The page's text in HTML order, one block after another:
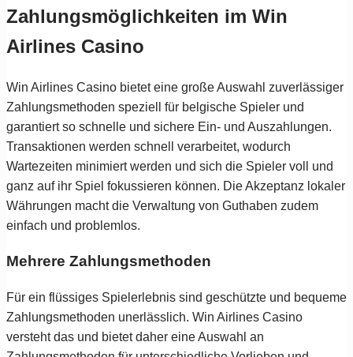
Zahlungsmöglichkeiten im Win
Airlines Casino
Win Airlines Casino bietet eine große Auswahl zuverlässiger
Zahlungsmethoden speziell für belgische Spieler und
garantiert so schnelle und sichere Ein- und Auszahlungen.
Transaktionen werden schnell verarbeitet, wodurch
Wartezeiten minimiert werden und sich die Spieler voll und
ganz auf ihr Spiel fokussieren können. Die Akzeptanz lokaler
Währungen macht die Verwaltung von Guthaben zudem
einfach und problemlos.
Mehrere Zahlungsmethoden
Für ein flüssiges Spielerlebnis sind geschützte und bequeme
Zahlungsmethoden unerlässlich. Win Airlines Casino
versteht das und bietet daher eine Auswahl an